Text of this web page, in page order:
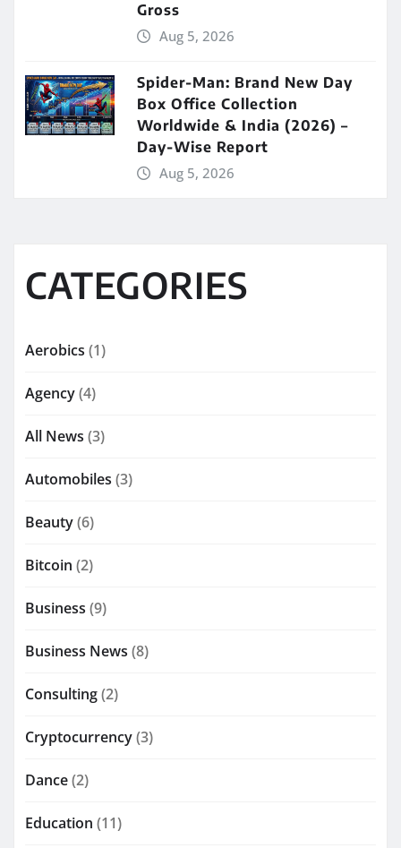
Gross
Aug 5, 2026
Spider-Man: Brand New Day
Box Office Collection
Worldwide & India (2026) –
Day-Wise Report
Aug 5, 2026
CATEGORIES
Aerobics (1)
Agency(4)
All News (3)
Automobiles (3)
Beauty(6)
Bitcoin (2)
Business (9)
Business News (8)
Consulting(2)
Cryptocurrency(3)
Dance(2)
Education (11)